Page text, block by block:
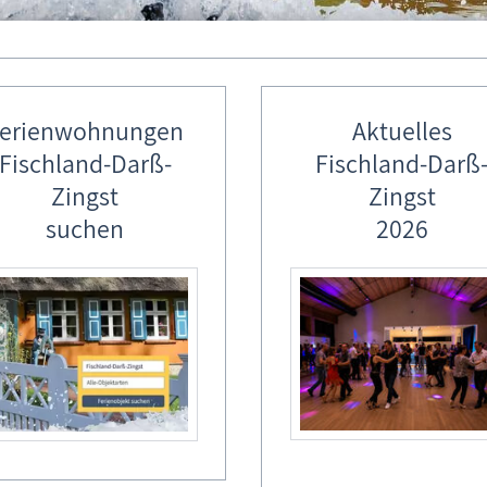
Ahrenshhop
im Althäger Hafen, boddenseitig. Althagen ist ein Ortsteil
Fischland-Darß-
Zingst
suchen
Aktuelles
Fischland-
Zingst
2026